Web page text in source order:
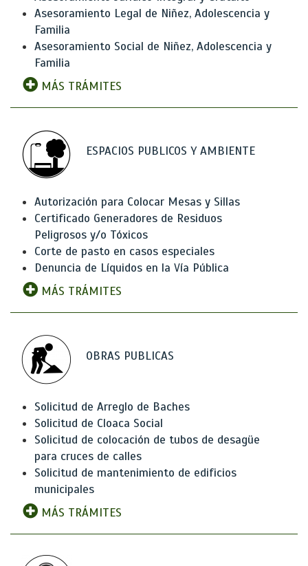
Asesoramiento Legal de Niñez, Adolescencia y
Familia
Asesoramiento Social de Niñez, Adolescencia y
Familia
MÁS TRÁMITES
ESPACIOS PUBLICOS Y AMBIENTE
Autorización para Colocar Mesas y Sillas
Certificado Generadores de Residuos
Peligrosos y/o Tóxicos
Corte de pasto en casos especiales
Denuncia de Líquidos en la Vía Pública
MÁS TRÁMITES
OBRAS PUBLICAS
Solicitud de Arreglo de Baches
Solicitud de Cloaca Social
Solicitud de colocación de tubos de desagüe
para cruces de calles
Solicitud de mantenimiento de edificios
municipales
MÁS TRÁMITES